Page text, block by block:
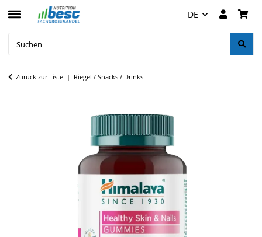
DE
Zurück zur Liste Riegel / Snacks / Drinks